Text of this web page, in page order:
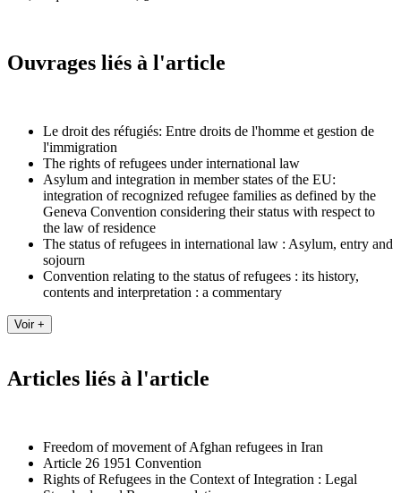
Ouvrages liés à l'article
Le droit des réfugiés: Entre droits de l'homme et gestion de
l'immigration
The rights of refugees under international law
Asylum and integration in member states of the EU:
integration of recognized refugee families as defined by the
Geneva Convention considering their status with respect to
the law of residence
The status of refugees in international law : Asylum, entry and
sojourn
Convention relating to the status of refugees : its history,
contents and interpretation : a commentary
Articles liés à l'article
Freedom of movement of Afghan refugees in Iran
Article 26 1951 Convention
Rights of Refugees in the Context of Integration : Legal